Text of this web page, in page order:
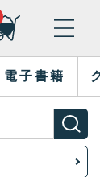
電子書籍